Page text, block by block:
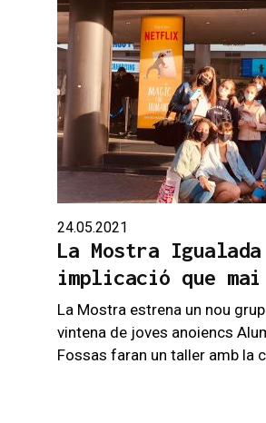
24.05.2021
La Mostra Igualada
implicació que
La Mostra estrena un nou
vintena de joves anoiencs
Fossas faran un taller amb la